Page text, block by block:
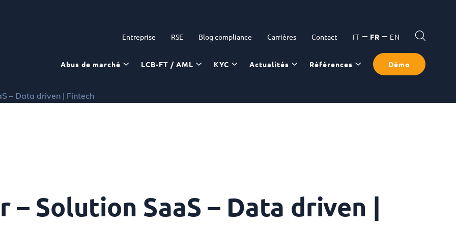
Entreprise RSE Blog compliance Carrières Contact IT FR EN
Abus de marché LCB-FT / AML KYC Actualités Références Démo
– Data driven | Fintech
– Solution SaaS – Data driven |